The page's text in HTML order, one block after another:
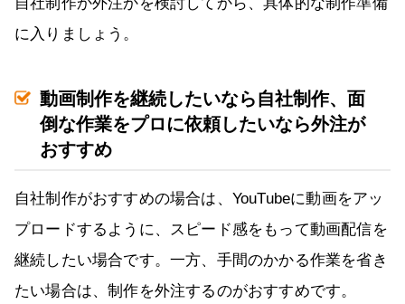
に入りましょう。
動画制作を継続したいなら自社制作、面
倒な作業をプロに依頼したいなら外注が
おすすめ
自社制作がおすすめの場合は、YouTubeに動画をアッ
プロードするように、スピード感をもって動画配信を
継続したい場合です。一方、手間のかかる作業を省き
たい場合は、制作を外注するのがおすすめです。